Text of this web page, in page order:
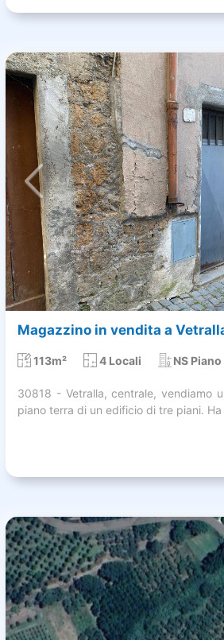
Magazzino in vendita a
113m² 4 Locali NS Piano
30818 - Vetralla, centrale, vendiamo
piano terra di un edificio di tre piani. Ha